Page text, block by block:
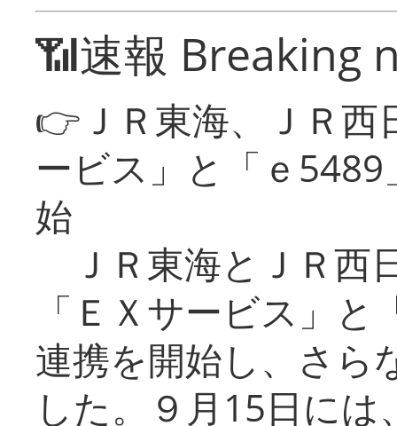
📶速報 Breaking
👉ＪＲ東海、ＪＲ
ービス」と「ｅ
始
ＪＲ東海とＪＲ西
「ＥＸサービス」
連携を開始し、さら
した。９月15日に